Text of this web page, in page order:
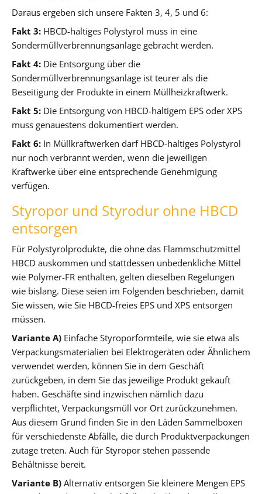
Daraus ergeben sich unsere Fakten 3, 4, 5 und 6:
Fakt 3: HBCD-haltiges Polystyrol muss in eine
Sondermüllverbrennungsanlage gebracht werden.
Fakt 4: Die Entsorgung über die
Sondermüllverbrennungsanlage ist teurer als die
Beseitigung der Produkte in einem Müllheizkraftwerk.
Fakt 5: Die Entsorgung von HBCD-haltigem EPS oder XPS
muss genauestens dokumentiert werden.
Fakt 6: In Müllkraftwerken darf HBCD-haltiges Polystyrol
nur noch verbrannt werden, wenn die jeweiligen
Kraftwerke über eine entsprechende Genehmigung
verfügen.
Styropor und Styrodur ohne HBCD
entsorgen
Für Polystyrolprodukte, die ohne das Flammschutzmittel
HBCD auskommen und stattdessen unbedenkliche Mittel
wie Polymer-FR enthalten, gelten dieselben Regelungen
wie bislang. Diese seien im Folgenden beschrieben, damit
Sie wissen, wie Sie HBCD-freies EPS und XPS entsorgen
müssen.
Variante A) Einfache Styroporformteile, wie sie etwa als
Verpackungsmaterialien bei Elektrogeräten oder Ähnlichem
verwendet werden, können Sie in dem Geschäft
zurückgeben, in dem Sie das jeweilige Produkt gekauft
haben. Geschäfte sind inzwischen nämlich dazu
verpflichtet, Verpackungsmüll vor Ort zurückzunehmen.
Aus diesem Grund finden Sie in den Läden Sammelboxen
für verschiedenste Abfälle, die durch Produktverpackungen
zutage treten. Auch für Styropor stehen passende
Behältnisse bereit.
Variante B) Alternativ entsorgen Sie kleinere Mengen EPS